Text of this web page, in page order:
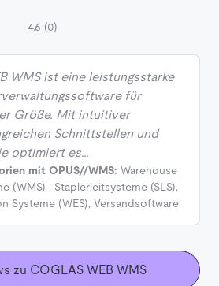
4.6 (0)
WMS ist eine leistungsstarke
für
Größe. Mit intuitiver
Schnittstellen und
optimiert es…
mit OPUS//WMS: Warehouse
(WMS) , Staplerleitsysteme (SLS),
Systeme (WES), Versandsoftware
zu COGLAS WEB WMS